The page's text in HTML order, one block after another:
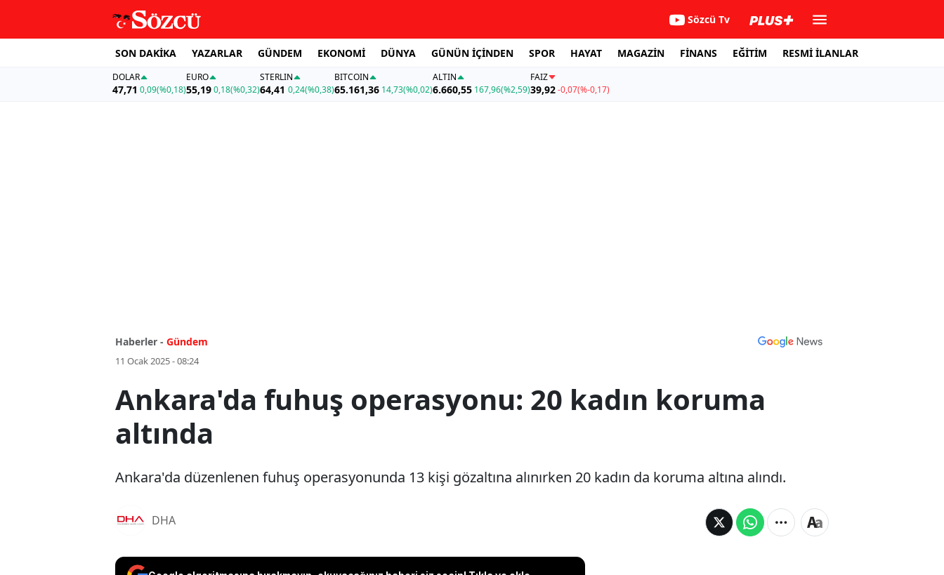
Sözcü Tv
SON DAKİKA YAZARLAR GÜNDEM EKONOMİ DÜNYA GÜNÜN İÇİNDEN SPOR HAYAT MAGAZİN FİNANS EĞİTİM RESMİ İLANLAR
DOLAR
47,71 0,09(%0,18)
EURO
55,19 0,18(%0,32)
STERLIN
64,41 0,24(%0,38)
BITCOIN
65.161,36 14,73(%0,02)
ALTIN
6.660,55 167,96(%2,59)
FAİZ
39,92-0,07(%-0,17)
Haberler - Gündem
11 Ocak 2025 - 08:24
Ankara'da fuhuş operasyonu: 20 kadın koruma
altında
Ankara'da düzenlenen fuhuş operasyonunda 13 kişi gözaltına alınırken 20 kadın da koruma altına alındı.
DHA